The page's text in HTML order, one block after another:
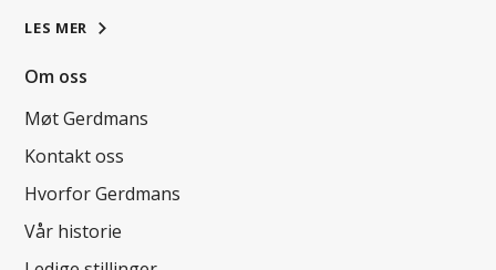
LES MER
Om oss
Møt Gerdmans
Kontakt oss
Hvorfor Gerdmans
Vår historie